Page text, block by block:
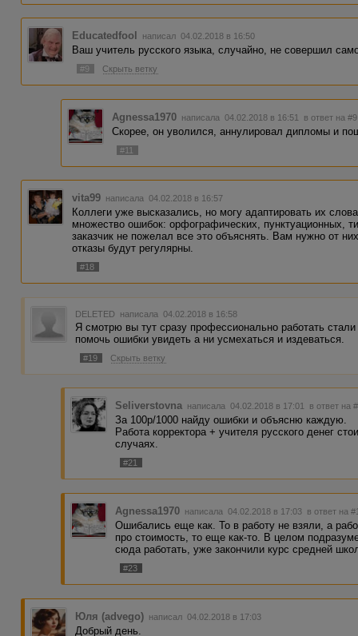
Educatedfool написал 04.02.2018 в 16:50
Ваш учитель русского языка, случайно, не совершил
#9 Скрыть ветку
Agnessa1970 написала 04.02.2018 в 16:51 в ответ на #9
Скорее, он уволился, аннулировал дипломы и
#11
vita99 написала 04.02.2018 в 16:57
Коллеги уже высказались, но могу адаптировать их
множество ошибок: орфографических, пунктуационных,
заказчик не пожелал все это объяснять. Вам нужно от
отказы будут регулярны.
#18
DELETED написала 04.02.2018 в 16:58
Я смотрю вы тут сразу профессионально работать
помочь ошибки увидеть а ни усмехаться и издеваться.
#19 Скрыть ветку
Seliverstovna написала 04.02.2018 в 17:01 в ответ на
За 100р/1000 найду ошибки и объясню каждую.
Работа корректора + учителя русского денег
случаях.
#21
Agnessa1970 написала 04.02.2018 в 17:03 в ответ на
Ошибались еще как. То в работу не взяли, а
про стоимость, то еще как-то. В целом
сюда работать, уже закончили курс средней
#23
Юля (advego) написал 04.02.2018 в 17:03
Добрый день.